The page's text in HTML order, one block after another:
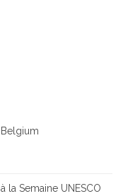
Belgium
la Semaine UNESCO